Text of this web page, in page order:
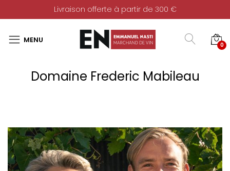
Livraison offerte à partir de 300 €
0
Domaine Frederic Mabileau